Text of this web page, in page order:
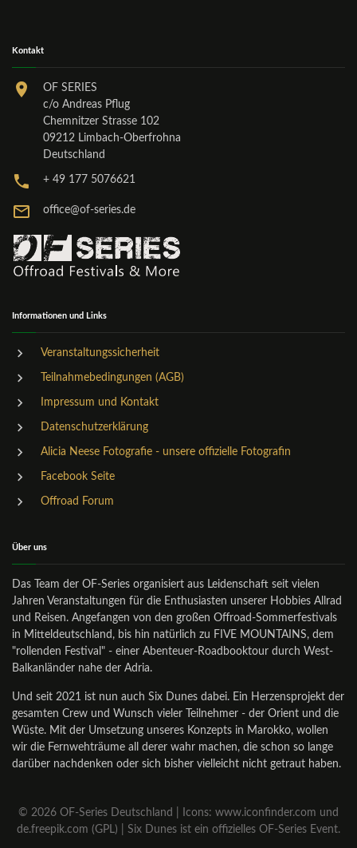
Kontakt
OF SERIES
c/o Andreas Pflug
Chemnitzer Strasse 102
09212 Limbach-Oberfrohna
Deutschland
+ 49 177 5076621
office@of-series.de
Informationen und Links
Veranstaltungssicherheit
Teilnahmebedingungen (AGB)
Impressum und Kontakt
Datenschutzerklärung
Alicia Neese Fotografie - unsere offizielle Fotografin
Facebook Seite
Offroad Forum
Über uns
Das Team der OF-Series organisiert aus Leidenschaft seit vielen
Jahren Veranstaltungen für die Enthusiasten unserer Hobbies Allrad
und Reisen. Angefangen von den großen Offroad-Sommerfestivals
in Mitteldeutschland, bis hin natürlich zu FIVE MOUNTAINS, dem
"rollenden Festival" - einer Abenteuer-Roadbooktour durch West-
Balkanländer nahe der Adria.
Und seit 2021 ist nun auch Six Dunes dabei. Ein Herzensprojekt der
gesamten Crew und Wunsch vieler Teilnehmer - der Orient und die
Wüste. Mit der Umsetzung unseres Konzepts in Marokko, wollen
wir die Fernwehträume all derer wahr machen, die schon so lange
darüber nachdenken oder sich bisher vielleicht nicht getraut haben.
© 2026 OF-Series Deutschland | Icons: www.iconfinder.com und
de.freepik.com (GPL) | Six Dunes ist ein offizielles OF-Series Event.